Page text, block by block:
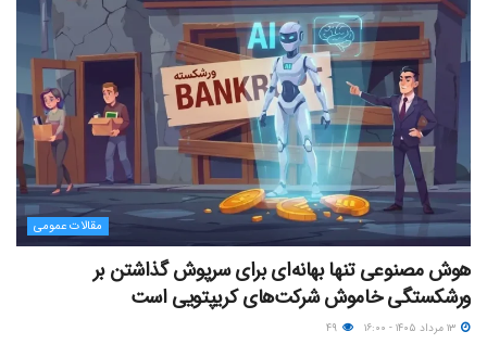
مقالات عمومی
هوش مصنوعی تنها بهانه‌ای برای سرپوش گذاشتن بر
ورشکستگی خاموش شرکت‌های کریپتویی است